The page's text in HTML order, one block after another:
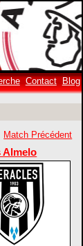
Contact Blog
Match Précédent
Almelo